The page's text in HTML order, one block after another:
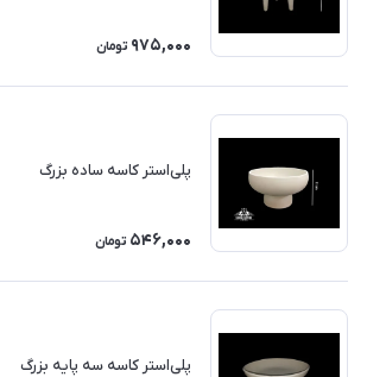
975,000 تومان
پلی‌استر کاسه ساده بزرگ
546,000 تومان
پلی‌استر کاسه سه پایه بزرگ